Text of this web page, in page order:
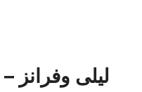
ليلى وفرانز